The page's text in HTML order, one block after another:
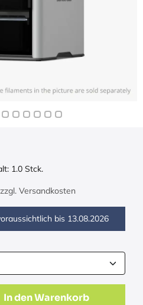
1.0 Stck.
Versandkosten
bis 13.08.2026
In den Warenkorb